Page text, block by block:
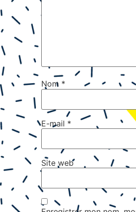
Nom *
E-mail *
Site web